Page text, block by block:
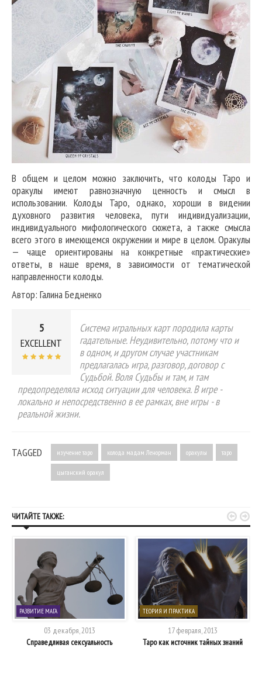
В общем и целом можно заключить, что колоды Таро и
оракулы имеют равнозначную ценность и смысл в
использовании. Колоды Таро, однако, хороши в видении
духовного развития человека, пути индивидуализации,
индивидуального мифологического сюжета, а также смысла
всего этого в имеющемся окружении и мире в целом. Оракулы
— чаще ориентированы на конкретные «практические»
ответы, в наше время, в зависимости от тематической
направленности колоды.
Автор: Галина Бедненко
5
EXCELLENT
Система игральных карт породила карты
гадательные. Неудивительно, потому что и
в одном, и другом случае участникам
предлагалась игра, разговор, договор с
Судьбой. Воля Судьбы и там, и там
предопределяла исход ситуации для человека. В игре -
локально и непосредственно в ее рамках, вне игры - в
реальной жизни.
TAGGED изучение таро колода мадам Ленорман оракулы таро
цыганский оракул
ЧИТАЙТЕ ТАКЖЕ:
РАЗВИТИЕ МАГА
03 декабря, 2013
Справедливая сексуальность
ТЕОРИЯ И ПРАКТИКА
17 февраля, 2013
Таро как источник тайных знаний
 